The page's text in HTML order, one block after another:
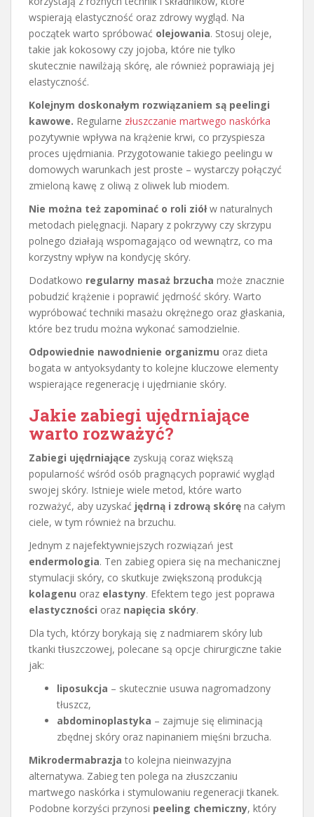
wspierają elastyczność oraz zdrowy wygląd. Na
początek warto spróbować olejowania. Stosuj oleje,
takie jak kokosowy czy jojoba, które nie tylko
skutecznie nawilżają skórę, ale również poprawiają jej
elastyczność.
Kolejnym doskonałym rozwiązaniem są peelingi
kawowe. Regularne złuszczanie martwego naskórka
pozytywnie wpływa na krążenie krwi, co przyspiesza
proces ujędrniania. Przygotowanie takiego peelingu w
domowych warunkach jest proste – wystarczy połączyć
zmieloną kawę z oliwą z oliwek lub miodem.
Nie można też zapominać o roli ziółw naturalnych
metodach pielęgnacji. Napary z pokrzywy czy skrzypu
polnego działają wspomagająco od wewnątrz, co ma
korzystny wpływ na kondycję skóry.
Dodatkowo regularny masaż brzucha może znacznie
pobudzić krążenie i poprawić jędrność skóry. Warto
wypróbować techniki masażu okrężnego oraz głaskania,
które bez trudu można wykonać samodzielnie.
Odpowiednie nawodnienie organizmu oraz dieta
bogata w antyoksydanty to kolejne kluczowe elementy
wspierające regenerację i ujędrnianie skóry.
Jakie zabiegi ujędrniające
warto rozważyć?
Zabiegi ujędrniające zyskują coraz większą
popularność wśród osób pragnących poprawić wygląd
swojej skóry. Istnieje wiele metod, które warto
rozważyć, aby uzyskać jędrną i zdrową skórę na całym
ciele, w tym również na brzuchu.
Jednym z najefektywniejszych rozwiązań jest
endermologia. Ten zabieg opiera się na mechanicznej
stymulacji skóry, co skutkuje zwiększoną produkcją
kolagenu oraz elastyny. Efektem tego jest poprawa
elastyczności oraz napięcia skóry.
Dla tych, którzy borykają się z nadmiarem skóry lub
tkanki tłuszczowej, polecane są opcje chirurgiczne takie
jak:
liposukcja – skutecznie usuwa nagromadzony
tłuszcz,
abdominoplastyka – zajmuje się eliminacją
zbędnej skóry oraz napinaniem mięśni brzucha.
Mikrodermabrazja to kolejna nieinwazyjna
alternatywa. Zabieg ten polega na złuszczaniu
martwego naskórka i stymulowaniu regeneracji tkanek.
Podobne korzyści przynosi peeling chemiczny, który